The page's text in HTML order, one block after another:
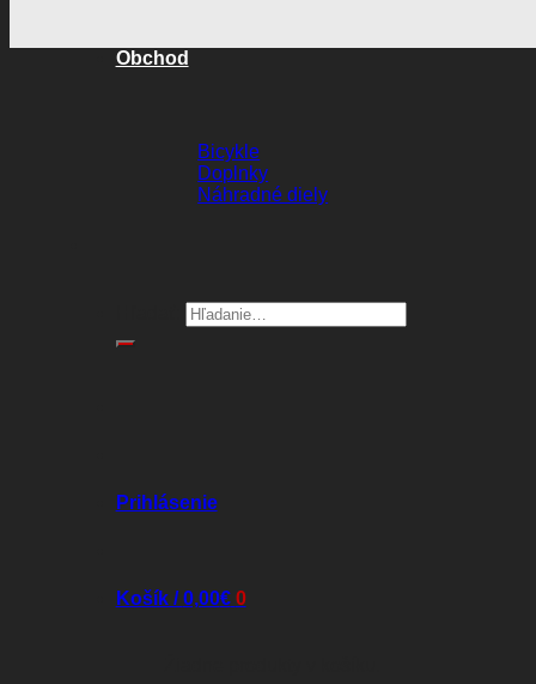
Prihlásenie
Košík /0,00€ 0
Obchod
Bicykle
Doplnky
Náhradné diely